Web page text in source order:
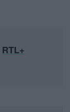
RTL+